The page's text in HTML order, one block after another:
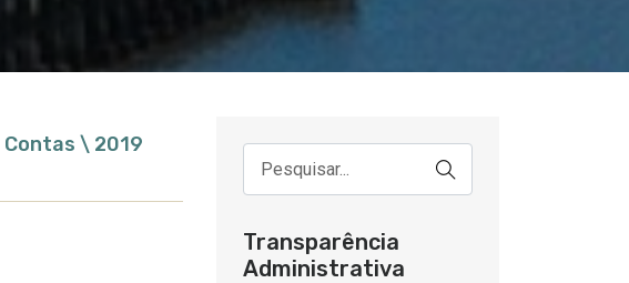
\ 2019
Transparência
Administrativa